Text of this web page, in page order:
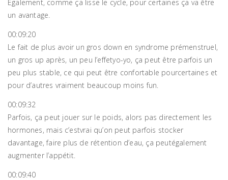
Également, comme ça lisse le cycle, pour certaines ça va être
un avantage.
00:09:20
Le fait de plus avoir un gros down en syndrome prémenstruel,
un gros up après, un peu l’effetyo-yo, ça peut être parfois un
peu plus stable, ce qui peut être confortable pourcertaines et
pour d’autres vraiment beaucoup moins fun.
00:09:32
Parfois, ça peut jouer sur le poids, alors pas directement les
hormones, mais c’estvrai qu’on peut parfois stocker
davantage, faire plus de rétention d’eau, ça peutégalement
augmenter l’appétit.
00:09:40